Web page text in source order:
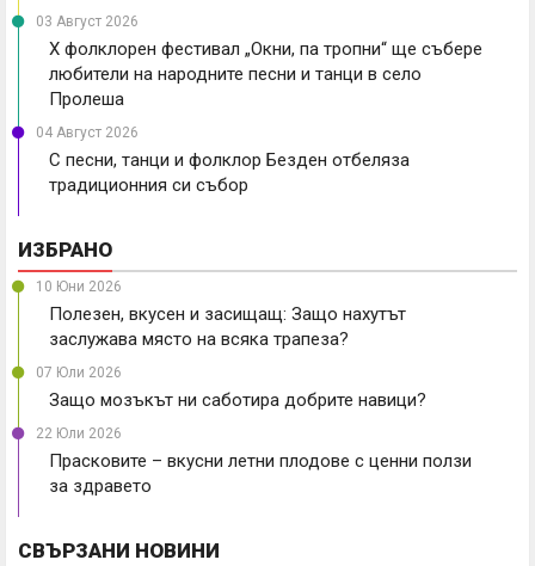
03 Август 2026
X фолклорен фестивал „Окни, па тропни“ ще събере
любители на народните песни и танци в село
Пролеша
04 Август 2026
С песни, танци и фолклор Безден отбеляза
традиционния си събор
ИЗБРАНО
10 Юни 2026
Полезен, вкусен и засищащ: Защо нахутът
заслужава място на всяка трапеза?
07 Юли 2026
Защо мозъкът ни саботира добрите навици?
22 Юли 2026
Прасковите – вкусни летни плодове с ценни ползи
за здравето
СВЪРЗАНИ НОВИНИ